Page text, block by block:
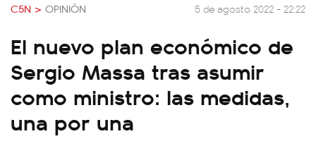
C5N > OPINIÓN 5 de agosto 2022 - 22:22
El nuevo plan económico de
Sergio Massa tras asumir
como ministro: las medidas,
una por una